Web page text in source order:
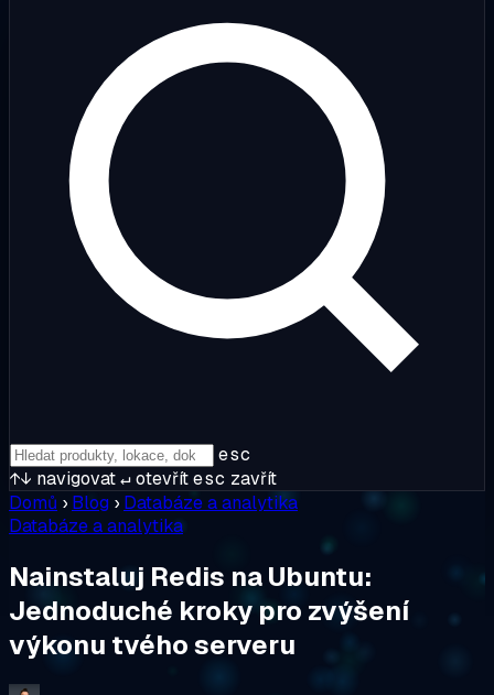
esc
↑↓ navigovat↵otevřítesc zavřít
Domů › Blog › Databáze a analytika
Databáze a analytika
Nainstaluj Redis na Ubuntu:
Jednoduché kroky pro zvýšení
výkonu tvého serveru